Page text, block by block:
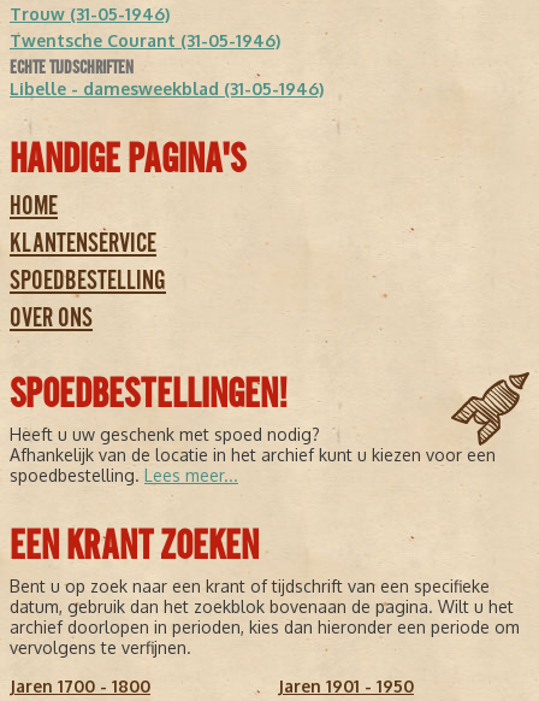
Trouw (31-05-1946)
Twentsche Courant (31-05-1946)
ECHTE TIJDSCHRIFTEN
Libelle - damesweekblad (31-05-1946)
HANDIGE PAGINA'S
HOME
KLANTENSERVICE
SPOEDBESTELLING
OVER ONS
SPOEDBESTELLINGEN!
Heeft u uw geschenk met spoed nodig?
Afhankelijk van de locatie in het archief kunt u kiezen voor een
spoedbestelling. Lees meer...
EEN KRANT ZOEKEN
Bent u op zoek naar een krant of tijdschrift van een specifieke
datum, gebruik dan het zoekblok bovenaan de pagina. Wilt u het
archief doorlopen in perioden, kies dan hieronder een periode om
vervolgens te verfijnen.
Jaren 1700 - 1800
Jaren 1901 - 1950